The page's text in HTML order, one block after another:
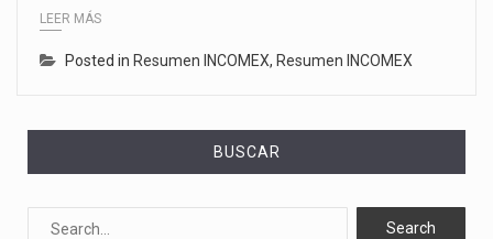
LEER MÁS
Posted in Resumen INCOMEX, Resumen INCOMEX
BUSCAR